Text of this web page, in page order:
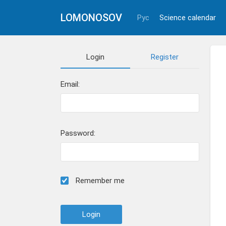
LOMONOSOV Рус Science calendar
Login Register
Email:
Password:
Remember me